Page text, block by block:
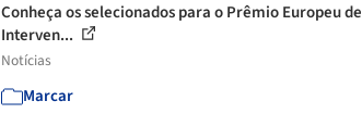
Conheça os selecionados para o Prêmio Europeu de
Interven...
Notícias
Marcar